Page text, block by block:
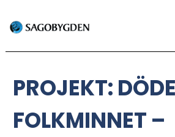
PROJEKT:
FOLKMINNET –